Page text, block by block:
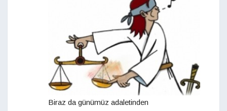
Biraz da günümüz adaletinden